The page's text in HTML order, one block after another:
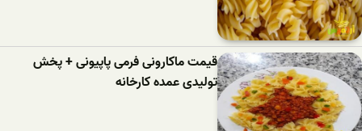
قیمت ماکارونی فرمی پاپیونی + پخش
تولیدی عمده کارخانه